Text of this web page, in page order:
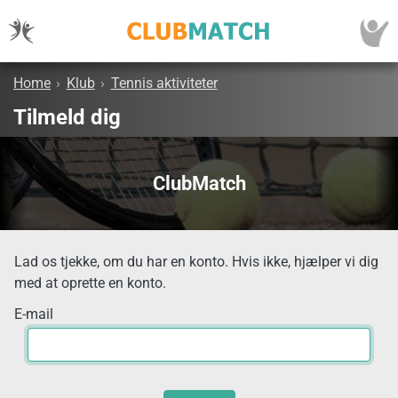
Home › Klub › Tennis aktiviteter
Tilmeld dig
ClubMatch
Lad os tjekke, om du har en konto. Hvis ikke, hjælper vi dig
med at oprette en konto.
E-mail